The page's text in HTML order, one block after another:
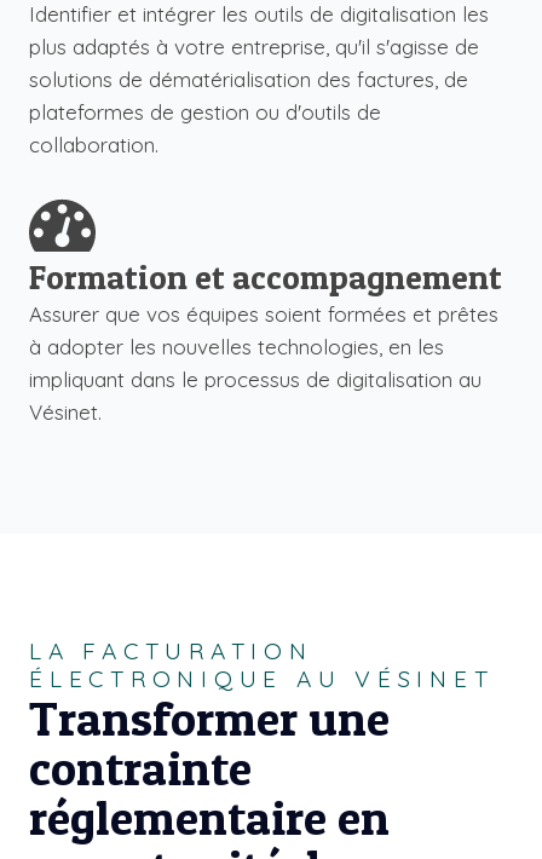
Identifier et intégrer les outils de digitalisation les
plus adaptés à votre entreprise, qu'il s'agisse de
solutions de dématérialisation des factures, de
plateformes de gestion ou d'outils de
collaboration.
Formation et accompagnement
Assurer que vos équipes soient formées et prêtes
à adopter les nouvelles technologies, en les
impliquant dans le processus de digitalisation au
Vésinet.
LA FACTURATION
ÉLECTRONIQUE AU VÉSINET
Transformer une
contrainte
réglementaire en